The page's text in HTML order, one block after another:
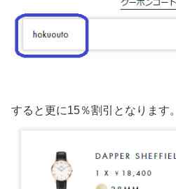
すると更に15％割引となります。